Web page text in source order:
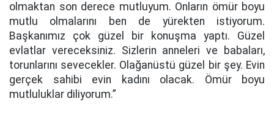
olmaktan son derece mutluyum. Onların ömür boyu
mutlu olmalarını ben de yürekten istiyorum.
Başkanımız çok güzel bir konuşma yaptı. Güzel
evlatlar vereceksiniz. Sizlerin anneleri ve babaları,
torunlarını sevecekler. Olağanüstü güzel bir şey. Evin
gerçek sahibi evin kadını olacak. Ömür boyu
mutluluklar diliyorum.”